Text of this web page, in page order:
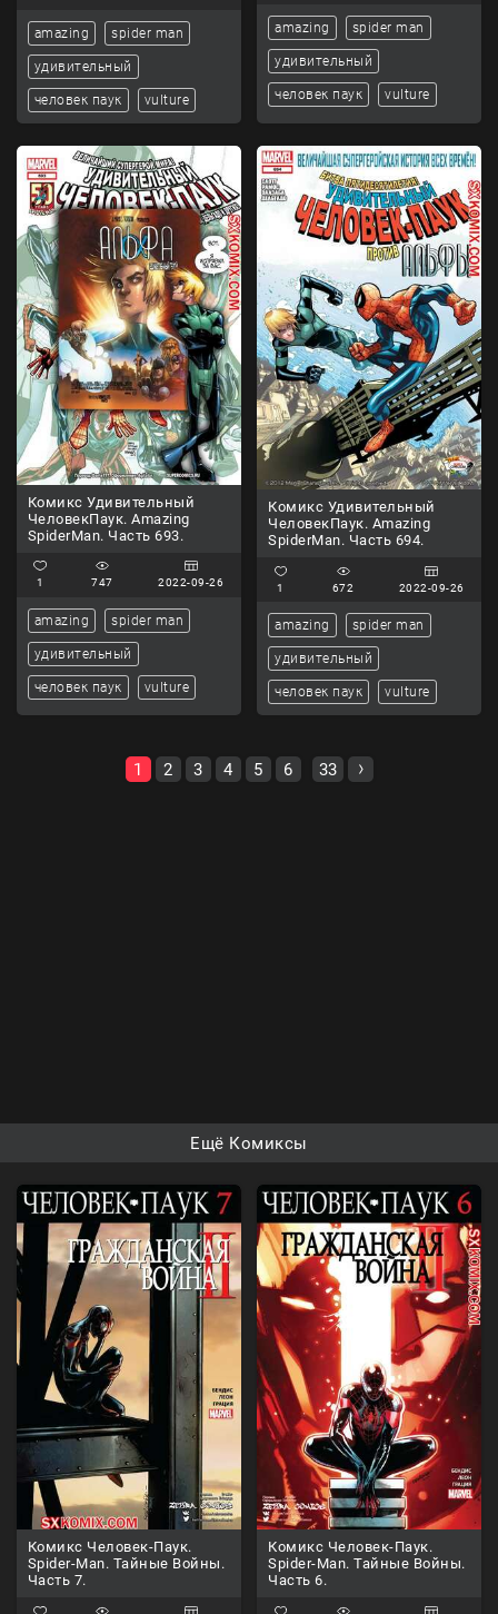
amazing spider man
удивительный
человек паук vulture
amazing spider man
удивительный
человек паук vulture
Комикс Удивительный
ЧеловекПаук. Amazing
SpiderMan. Часть 693.
1 747 2022-09-26
amazing spider man
удивительный
человек паук vulture
Комикс Удивительный
ЧеловекПаук. Amazing
SpiderMan. Часть 694.
1 672 2022-09-26
amazing spider man
удивительный
человек паук vulture
1 2 3 4 5 6 33
Ещё Комиксы
Комикс Человек-Паук.
Spider-Man. Тайные Войны.
Часть 7.
Комикс Человек-Паук.
Spider-Man. Тайные Войны.
Часть 6.